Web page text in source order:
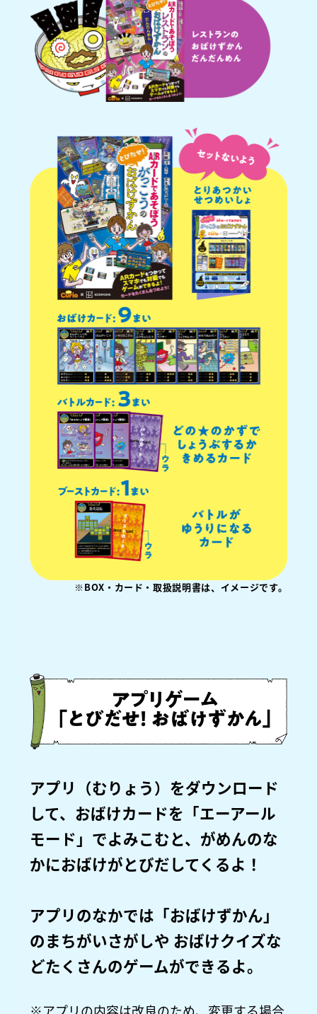
※BOX・カード・取扱説明書は、イメージです。
アプリ（むりょう）をダウンロード
して、おばけカードを「エーアール
モード」でよみこむと、がめんのな
かにおばけがとびだしてくるよ！
アプリのなかでは「おばけずかん」
のまちがいさがしや おばけクイズな
どたくさんのゲームができるよ。
※アプリの内容は改良のため、変更する場合